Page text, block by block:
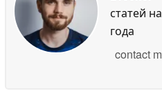
статей
года
contact